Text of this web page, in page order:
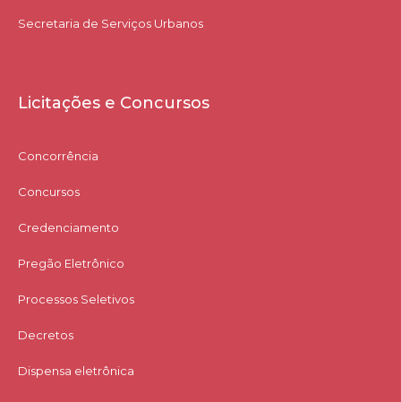
Secretaria de Serviços Urbanos
Licitações e Concursos
Concorrência
Concursos
Credenciamento
Pregão Eletrônico
Processos Seletivos
Decretos
Dispensa eletrônica